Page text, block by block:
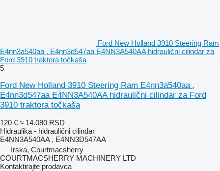
Ford New Holland 3910 Steering Ram
E4nn3a540aa , E4nn3d547aa E4NN3A540AA hidraulični cilindar za
Ford 3910 traktora točkaša
5
Ford New Holland 3910 Steering Ram E4nn3a540aa ,
E4nn3d547aa E4NN3A540AA hidraulični cilindar za Ford
3910 traktora točkaša
120 € ≈ 14.080 RSD
Hidraulika - hidraulični cilindar
E4NN3A540AA , E4NN3D547AA
Irska, Courtmacsherry
COURTMACSHERRY MACHINERY LTD
Kontaktirajte prodavca